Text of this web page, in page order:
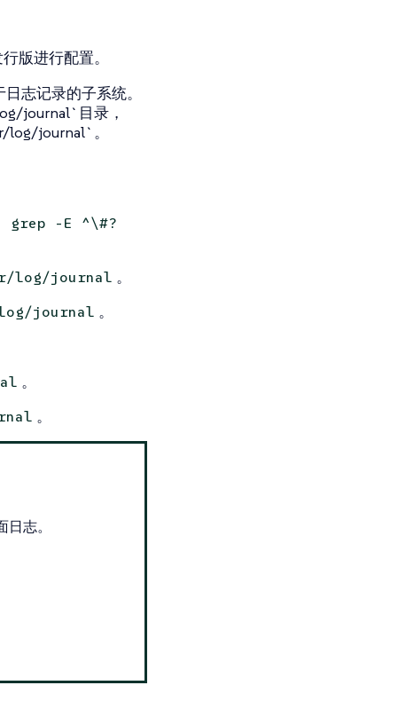
版进行配置。
志记录的子系统。
journal`目录，
log/journal`。
-E ^\#?
log/journal 。
journal 。
。
。
志。